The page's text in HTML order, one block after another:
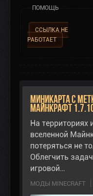
ПОМОЩЬ
ССЫЛКА НЕ
РАБОТАЕТ
Миникарта с
Майнкрафт
На территориях
вселенной
потеряться не
Облегчить
игровой…
МОДЫ MINECRAFT